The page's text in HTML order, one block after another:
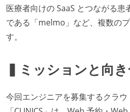
医療者向けの SaaS とつながる患
である「melmo」など、複数の
す。
▍ミッションと向
今回エンジニアを募集するクラ